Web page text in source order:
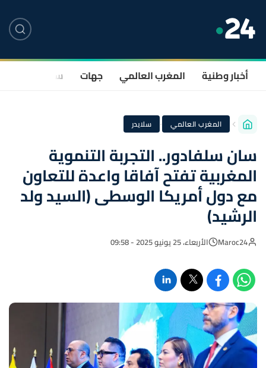
أخبار وطنية المغرب العالمي جهات سياسة
المغرب العالمي · سلايدر
سان سلفادور.. التجربة التنموية
المغربية تفتح آفاقا واعدة للتعاون
مع دول أمريكا الوسطى (السيد ولد
الرشيد)
Maroc24 الأربعاء، 25 يونيو 2025 - 09:58